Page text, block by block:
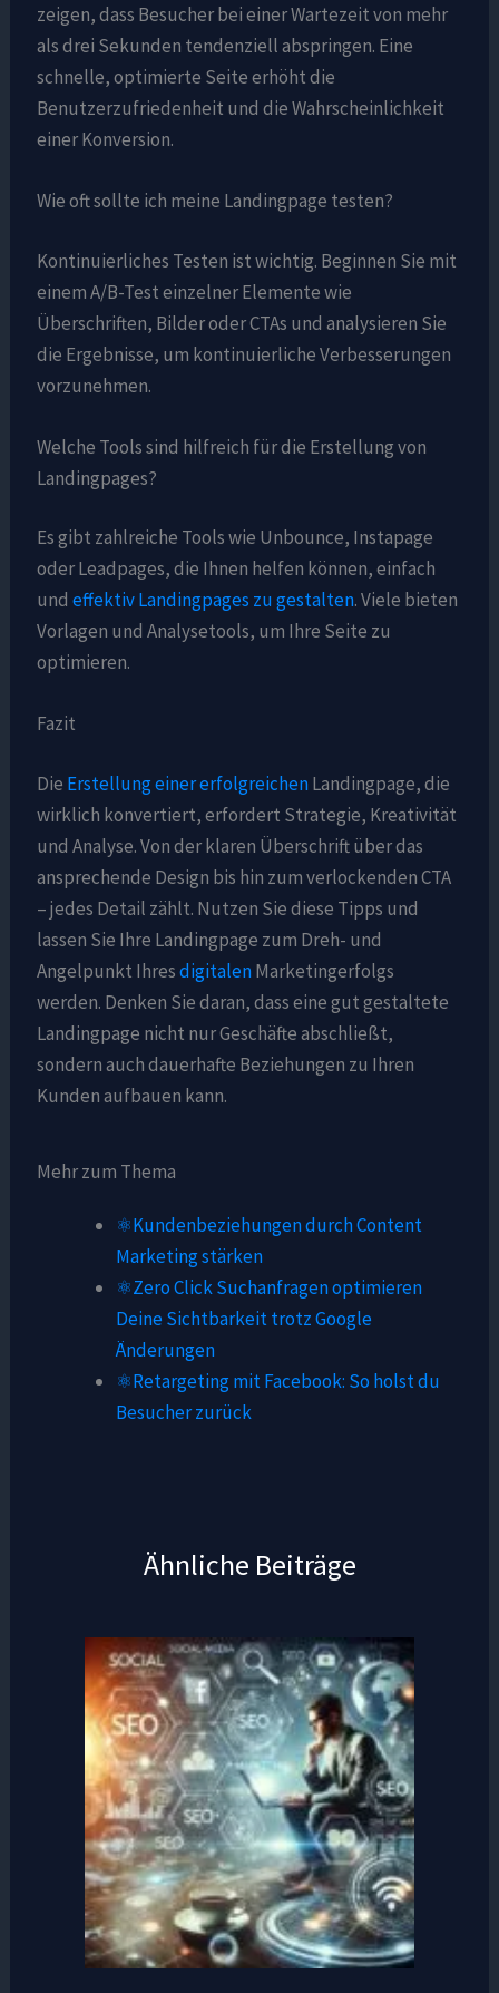
zeigen, dass Besucher bei einer Wartezeit von mehr
als drei Sekunden tendenziell abspringen. Eine
schnelle, optimierte Seite erhöht die
Benutzerzufriedenheit und die Wahrscheinlichkeit
einer Konversion.
Wie oft sollte ich meine Landingpage testen?
Kontinuierliches Testen ist wichtig. Beginnen Sie mit
einem A/B-Test einzelner Elemente wie
Überschriften, Bilder oder CTAs und analysieren Sie
die Ergebnisse, um kontinuierliche Verbesserungen
vorzunehmen.
Welche Tools sind hilfreich für die Erstellung von
Landingpages?
Es gibt zahlreiche Tools wie Unbounce, Instapage
oder Leadpages, die Ihnen helfen können, einfach
undeffektiv Landingpages zu gestalten. Viele bieten
Vorlagen und Analysetools, um Ihre Seite zu
optimieren.
Fazit
Die Erstellung einer erfolgreichenLandingpage, die
wirklich konvertiert, erfordert Strategie, Kreativität
und Analyse. Von der klaren Überschrift über das
ansprechende Design bis hin zum verlockenden CTA
– jedes Detail zählt. Nutzen Sie diese Tipps und
lassen Sie Ihre Landingpage zum Dreh- und
Angelpunkt IhresdigitalenMarketingerfolgs
werden. Denken Sie daran, dass eine gut gestaltete
Landingpage nicht nur Geschäfte abschließt,
sondern auch dauerhafte Beziehungen zu Ihren
Kunden aufbauen kann.
Mehr zum Thema
⚛️Kundenbeziehungen durch Content
Marketing stärken
⚛️Zero Click Suchanfragen optimieren
Deine Sichtbarkeit trotz Google
Änderungen
⚛️Retargeting mit Facebook: So holst du
Besucher zurück
Ähnliche Beiträge